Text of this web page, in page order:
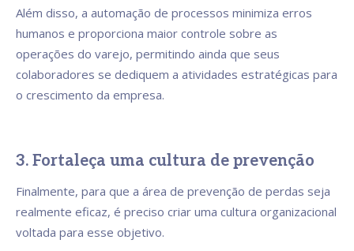
Além disso, a automação de processos minimiza erros
humanos e proporciona maior controle sobre as
operações do varejo, permitindo ainda que seus
colaboradores se dediquem a atividades estratégicas para
o crescimento da empresa.
3. Fortaleça uma cultura de prevenção
Finalmente, para que a área de prevenção de perdas seja
realmente eficaz, é preciso criar uma cultura organizacional
voltada para esse objetivo.